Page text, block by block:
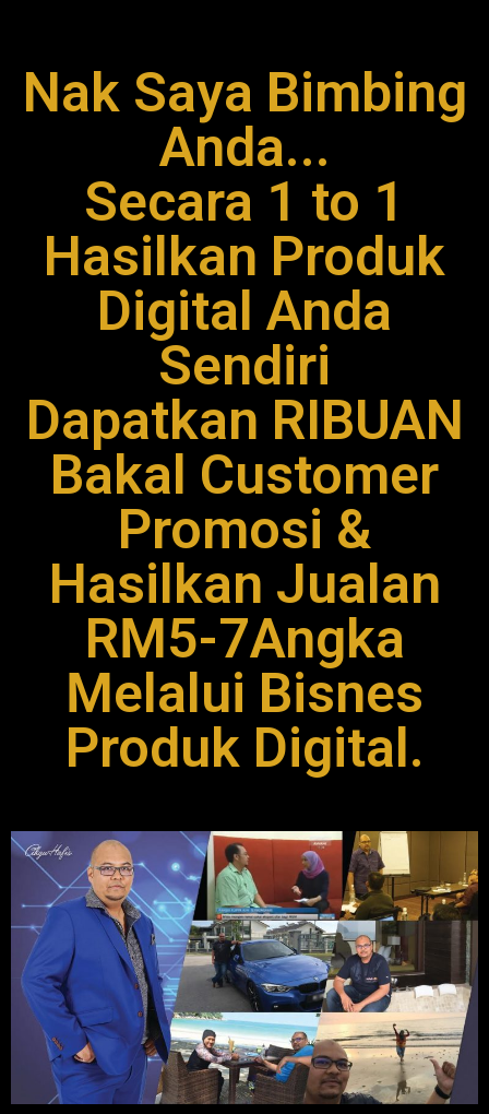
Nak Saya Bimbing
Anda...
Secara 1 to 1
Hasilkan Produk
Digital Anda
Sendiri
Dapatkan RIBUAN
Bakal Customer
Promosi &
Hasilkan Jualan
RM5-7Angka
Melalui Bisnes
Produk Digital.